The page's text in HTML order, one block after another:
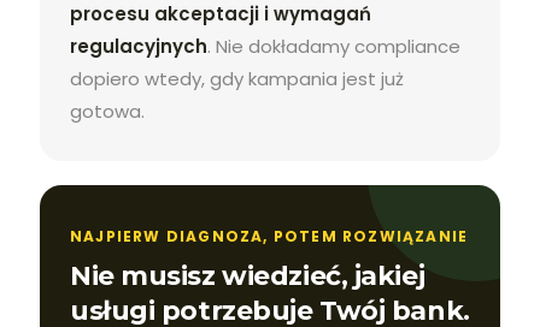
procesu akceptacji i wymagań
regulacyjnych. Nie dokładamy compliance
dopiero wtedy, gdy kampania jest już
gotowa.
NAJPIERW DIAGNOZA, POTEM ROZWIĄZANIE
Nie musisz wiedzieć, jakiej
usługi potrzebuje Twój bank.